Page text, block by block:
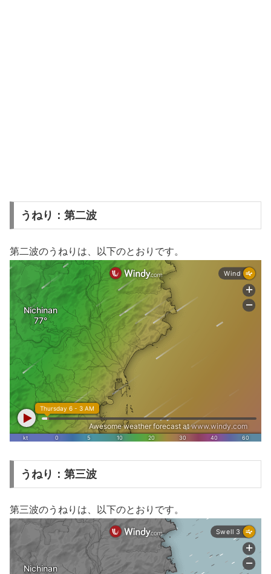
うねり：第二波
第二波のうねりは、以下のとおりです。
うねり：第三波
第三波のうねりは、以下のとおりです。